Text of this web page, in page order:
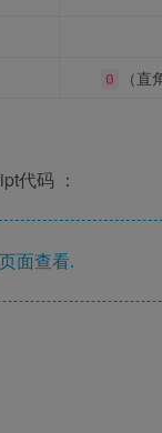
0 （直
代码 ：
面查看.